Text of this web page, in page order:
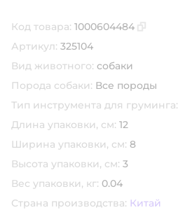
Код товара: 1000604484
Артикул: 325104
Вид животного: собаки
Порода собаки: Все породы
Тип инструмента для груминга:
Длина упаковки, см: 12
Ширина упаковки, см: 8
Высота упаковки, см: 3
Вес упаковки, кг: 0.04
Страна производства: Китай